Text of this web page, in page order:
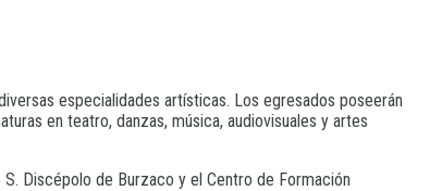
especialidades artísticas. Los egresados poseerán
en teatro, danzas, música, audiovisuales y artes
Discépolo de Burzaco y el Centro de Formación